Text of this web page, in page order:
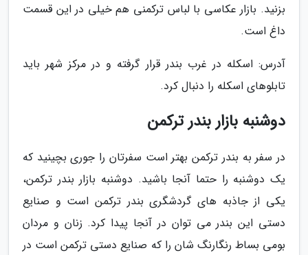
بزنید. بازار عکاسی با لباس ترکمنی هم خیلی در این قسمت
داغ است.
آدرس: اسکله در غرب بندر قرار گرفته و در مرکز شهر باید
تابلوهای اسکله را دنبال کرد.
دوشنبه بازار بندر ترکمن
در سفر به بندر ترکمن بهتر است سفرتان را جوری بچینید که
یک دوشنبه را حتما آنجا باشید. دوشنبه بازار بندر ترکمن،
یکی از جاذبه های گردشگری بندر ترکمن است و صنایع
دستی این بندر می توان در آنجا پیدا کرد. زنان و مردان
بومی بساط رنگارنگ شان را که صنایع دستی ترکمن است در